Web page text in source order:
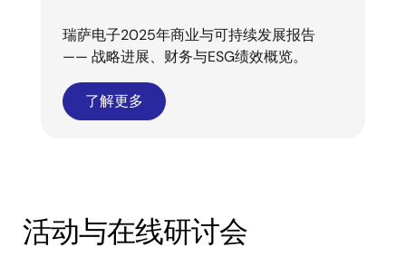
瑞萨电子2025年商业与可持续发展报告
—— 战略进展、财务与ESG绩效概览。
了解更多
活动与在线研讨会